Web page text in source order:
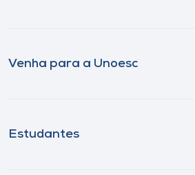
Venha para a Unoesc
Estudantes